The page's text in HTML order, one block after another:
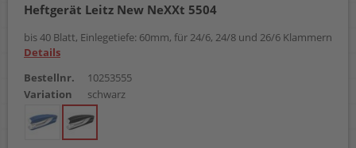
Heftgerät Leitz New NeXXt 5504
bis 40 Blatt, Einlegetiefe: 60mm, für 24/6, 24/8 und 26/6 Klammern
Details
Bestellnr.
10253555
Variation
schwarz